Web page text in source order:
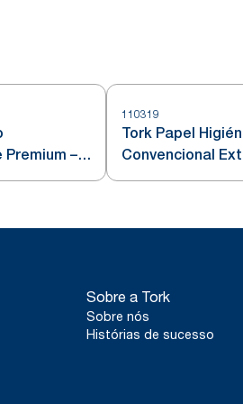
– 3
110319
Tork Papel
Convencional
“Aquatube” - 3
Sobre a Tork
Sobre nós
Histórias de sucesso